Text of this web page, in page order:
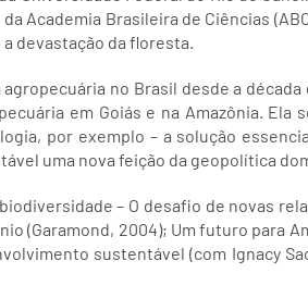
Academia Brasileira de Ciências
devastação da floresta.
no Brasil desde a década
em Goiás e na Amazônia.
por exemplo – a solução
uma nova feição da geopolítica
– O desafio de novas
(Garamond, 2004); Um futuro para
sustentável (com Ignacy